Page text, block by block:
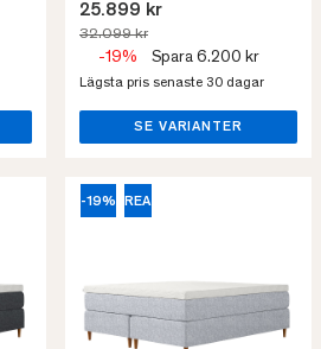
25.899 kr
32.099 kr
-19% Spara 6.200 kr
Lägsta pris senaste 30 dagar
SE VARIANTER
-19% REA